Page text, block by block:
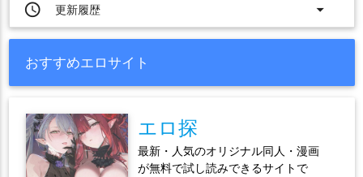
access_time
更新履歴 arrow_drop_down
おすすめエロサイト
エロ探
最新・人気のオリジナル同人・漫画
が無料で試し読みできるサイトで